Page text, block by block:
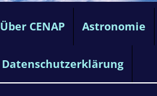
Über CENAP Astronomie
Datenschutzerklärung